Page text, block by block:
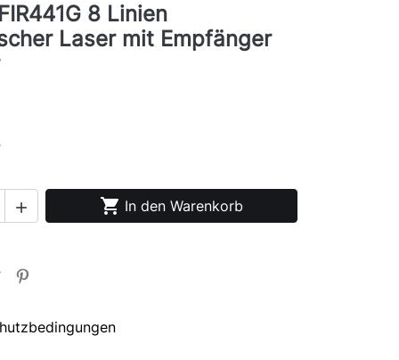
8 Linien
Laser mit Empfänger
  In den Warenkorb